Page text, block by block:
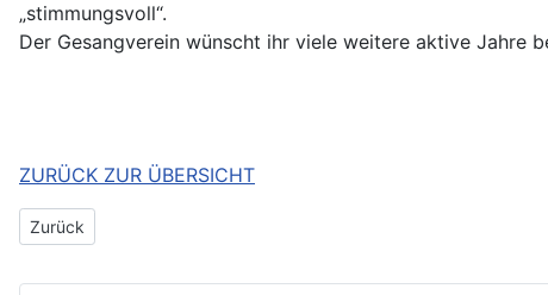
„stimmungsvoll“.
Der Gesangverein wünscht ihr viele weitere aktive Jahre
ZURÜCK ZUR ÜBERSICHT
Vorheriger Beitrag: Das Jahr 2019 - Meisterchor Olpe
Zurück